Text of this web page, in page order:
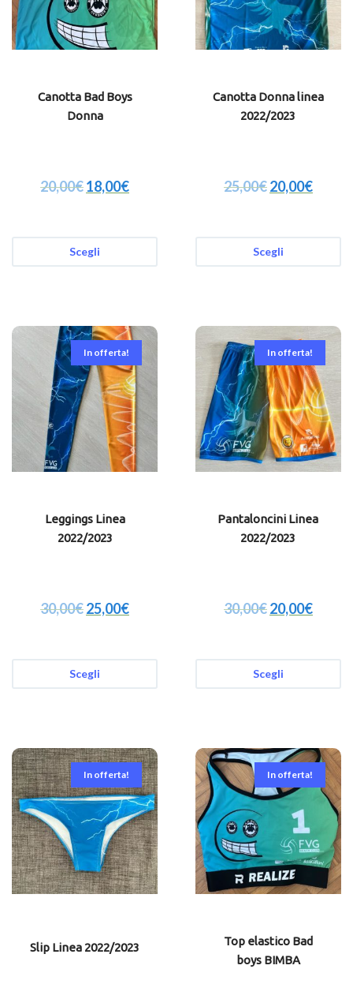
Canotta Bad Boys
Donna
20,00€18,00€
Scegli
Canotta Donna linea
2022/2023
25,00€20,00€
Scegli
In offerta!
Leggings Linea
2022/2023
30,00€25,00€
Scegli
In offerta!
Pantaloncini Linea
2022/2023
30,00€20,00€
Scegli
In offerta!
Slip Linea 2022/2023
In offerta!
Top elastico Bad
boys BIMBA